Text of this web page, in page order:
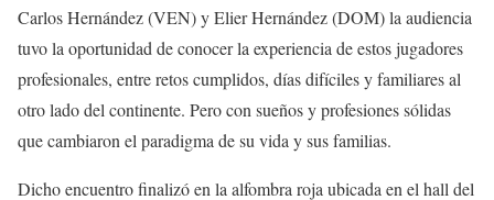
Carlos Hernández (VEN) y Elier Hernández (DOM) la audiencia
tuvo la oportunidad de conocer la experiencia de estos jugadores
profesionales, entre retos cumplidos, días difíciles y familiares al
otro lado del continente. Pero con sueños y profesiones sólidas
que cambiaron el paradigma de su vida y sus familias.
Dicho encuentro finalizó en la alfombra roja ubicada en el hall del